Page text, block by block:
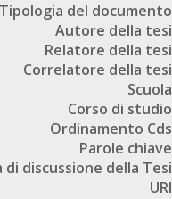
Tipologia del documento
Autore della tesi
Relatore della tesi
Correlatore della tesi
Scuola
Corso di studio
Ordinamento Cds
Parole chiave
di discussione della Tesi
URI